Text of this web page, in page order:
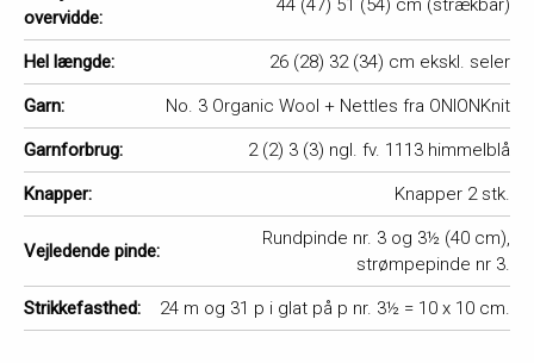
overvidde:
44 (47) 51 (54) cm (strækbar)
Hel længde: 26 (28) 32 (34) cm ekskl. seler
Garn: No. 3 Organic Wool + Nettles fra ONIONKnit
Garnforbrug: 2 (2) 3 (3) ngl. fv. 1113 himmelblå
Knapper: Knapper 2 stk.
Vejledende pinde:
Rundpinde nr. 3 og 3½ (40 cm),
strømpepinde nr 3.
Strikkefasthed: 24 m og 31 p i glat på p nr. 3½ = 10 x 10 cm.